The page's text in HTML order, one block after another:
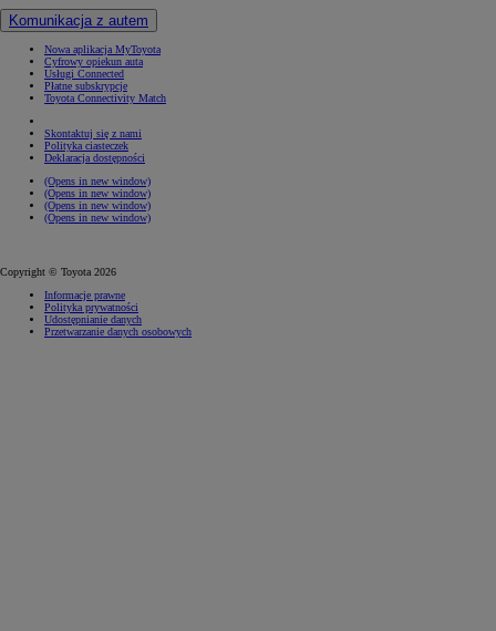
Komunikacja z autem
Nowa aplikacja MyToyota
Cyfrowy opiekun auta
Usługi Connected
Płatne subskrypcje
Toyota Connectivity Match
Skontaktuj się z nami
Polityka ciasteczek
Deklaracja dostępności
(Opens in new window)
(Opens in new window)
(Opens in new window)
(Opens in new window)
Copyright © Toyota 2026
Informacje prawne
Polityka prywatności
Udostępnianie danych
Przetwarzanie danych osobowych